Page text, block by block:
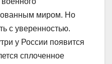
миром. Но
с уверенностью.
у России появится
сплоченное